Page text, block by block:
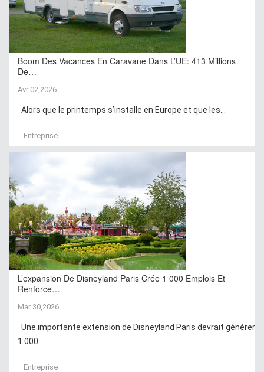
Boom Des Vacances En Caravane Dans L’UE: 413 Millions
De…
Avr 02,2026
Alors que le printemps s’installe en Europe et que les...
Entreprise
L’expansion De Disneyland Paris Crée 1 000 Emplois Et
Renforce…
Mar 30,2026
Une importante extension de Disneyland Paris devrait générer
1 000...
Entreprise